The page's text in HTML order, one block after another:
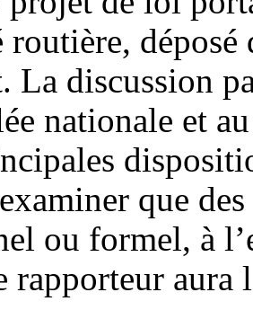
routière,
La discussion
nationale et
que
ou formel, à
rapporteur aura